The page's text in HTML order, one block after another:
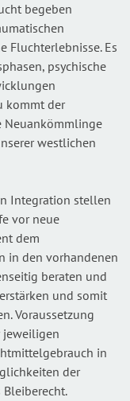
begeben
Fluchterlebnisse. Es
psychische
kommt der
Neuankömmlinge
westlichen
Integration stellen
vor neue
dem
in den vorhandenen
beraten und
und somit
Voraussetzung
jeweiligen
in
der